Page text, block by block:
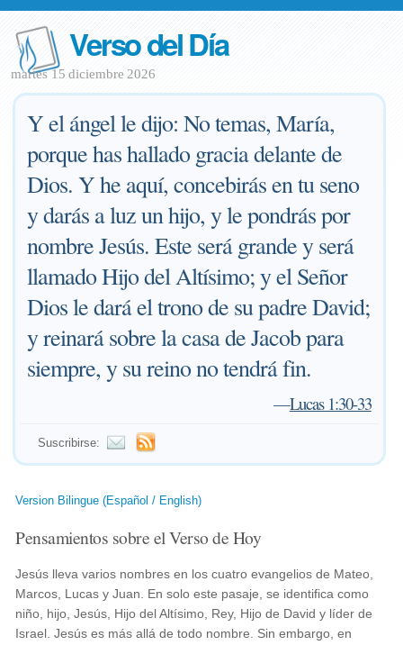
Verso del Día
martes 15 diciembre 2026
Y el ángel le dijo: No temas, María,
porque has hallado gracia delante de
Dios. Y he aquí, concebirás en tu seno
y darás a luz un hijo, y le pondrás por
nombre Jesús. Este será grande y será
llamado Hijo del Altísimo; y el Señor
Dios le dará el trono de su padre David;
y reinará sobre la casa de Jacob para
siempre, y su reino no tendrá fin.
—Lucas 1:30-33
Suscribirse:
Version Bilingue (Español / English)
Pensamientos sobre el Verso de Hoy
Jesús lleva varios nombres en los cuatro evangelios de Mateo,
Marcos, Lucas y Juan. En solo este pasaje, se identifica como
niño, hijo, Jesús, Hijo del Altísimo, Rey, Hijo de David y líder de
Israel. Jesús es más allá de todo nombre. Sin embargo, en